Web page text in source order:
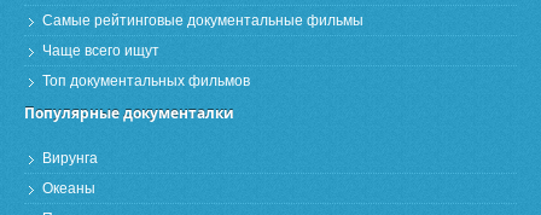
Самые рейтинговые документальные фильмы
Чаще всего ищут
Топ документальных фильмов
Популярные документалки
Вирунга
Океаны